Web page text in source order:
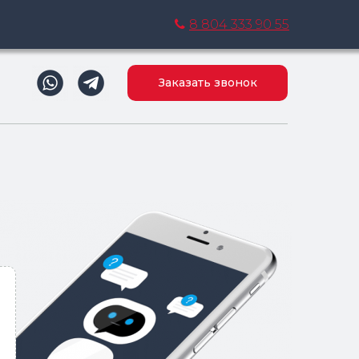
8 804 333 90 55
Заказать звонок